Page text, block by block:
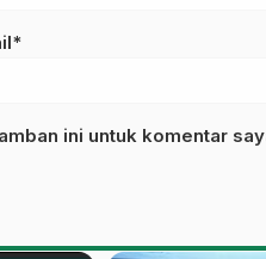
ini untuk komentar